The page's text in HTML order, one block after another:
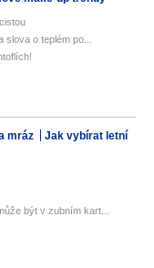
slova o teplém po...
mráz
Jak vybírat letní
být v zubním kart...